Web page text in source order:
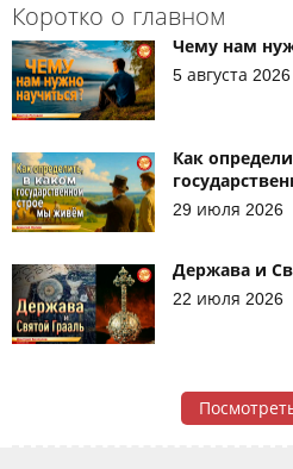
Коротко о главном
Чему нам
5 августа 2026
Как
29 июля 2026
Держава и
22 июля 2026